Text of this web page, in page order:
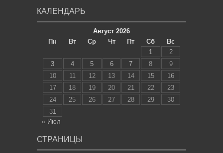
КАЛЕНДАРЬ
Август 2026
Пн
Вт Ср Чт Пт Сб
Вс
1
2
3
4 5 6 7 8
9
10
11 12 13 14 15
16
17
18 19 20 21 22
23
24
25 26 27 28 29
30
31
« Июл
СТРАНИЦЫ